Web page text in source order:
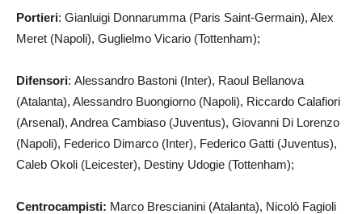
Portieri: Gianluigi Donnarumma (Paris Saint-Germain), Alex
Meret (Napoli), Guglielmo Vicario (Tottenham);
Difensori: Alessandro Bastoni (Inter), Raoul Bellanova
(Atalanta), Alessandro Buongiorno (Napoli), Riccardo Calafiori
(Arsenal), Andrea Cambiaso (Juventus), Giovanni Di Lorenzo
(Napoli), Federico Dimarco (Inter), Federico Gatti (Juventus),
Caleb Okoli (Leicester), Destiny Udogie (Tottenham);
Centrocampisti: Marco Brescianini (Atalanta), Nicolò Fagioli